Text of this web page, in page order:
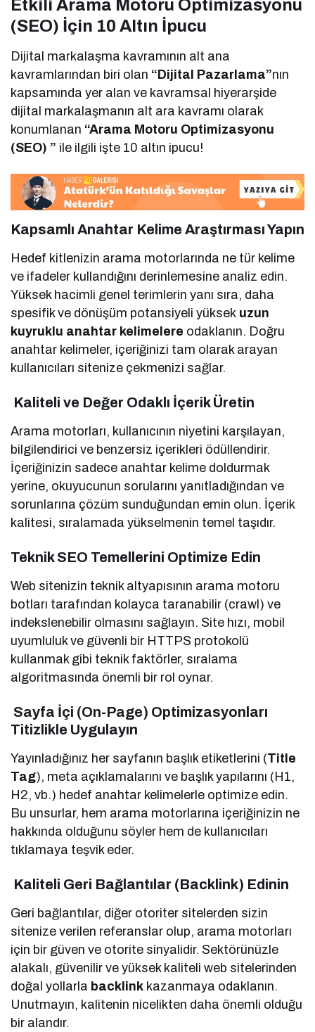
Etkili Arama Motoru Optimizasyonu
(SEO) İçin 10 Altın İpucu
Dijital markalaşma kavramının alt ana
kavramlarından biri olan “Dijital Pazarlama”nın
kapsamında yer alan ve kavramsal hiyerarşide
dijital markalaşmanın alt ara kavramı olarak
konumlanan “Arama Motoru Optimizasyonu
(SEO) ” ile ilgili işte 10 altın ipucu!
Kapsamlı Anahtar Kelime Araştırması Yapın
Hedef kitlenizin arama motorlarında ne tür kelime
ve ifadeler kullandığını derinlemesine analiz edin.
Yüksek hacimli genel terimlerin yanı sıra, daha
spesifik ve dönüşüm potansiyeli yüksek uzun
kuyruklu anahtar kelimelere odaklanın. Doğru
anahtar kelimeler, içeriğinizi tam olarak arayan
kullanıcıları sitenize çekmenizi sağlar.
Kaliteli ve Değer Odaklı İçerik Üretin
Arama motorları, kullanıcının niyetini karşılayan,
bilgilendirici ve benzersiz içerikleri ödüllendirir.
İçeriğinizin sadece anahtar kelime doldurmak
yerine, okuyucunun sorularını yanıtladığından ve
sorunlarına çözüm sunduğundan emin olun. İçerik
kalitesi, sıralamada yükselmenin temel taşıdır.
Teknik SEO Temellerini Optimize Edin
Web sitenizin teknik altyapısının arama motoru
botları tarafından kolayca taranabilir (crawl) ve
indekslenebilir olmasını sağlayın. Site hızı, mobil
uyumluluk ve güvenli bir HTTPS protokolü
kullanmak gibi teknik faktörler, sıralama
algoritmasında önemli bir rol oynar.
Sayfa İçi (On-Page) Optimizasyonları
Titizlikle Uygulayın
Yayınladığınız her sayfanın başlık etiketlerini (Title
Tag), meta açıklamalarını ve başlık yapılarını (H1,
H2, vb.) hedef anahtar kelimelerle optimize edin.
Bu unsurlar, hem arama motorlarına içeriğinizin ne
hakkında olduğunu söyler hem de kullanıcıları
tıklamaya teşvik eder.
Kaliteli Geri Bağlantılar (Backlink) Edinin
Geri bağlantılar, diğer otoriter sitelerden sizin
sitenize verilen referanslar olup, arama motorları
için bir güven ve otorite sinyalidir. Sektörünüzle
alakalı, güvenilir ve yüksek kaliteli web sitelerinden
doğal yollarla backlink kazanmaya odaklanın.
Unutmayın, kalitenin nicelikten daha önemli olduğu
bir alandır.